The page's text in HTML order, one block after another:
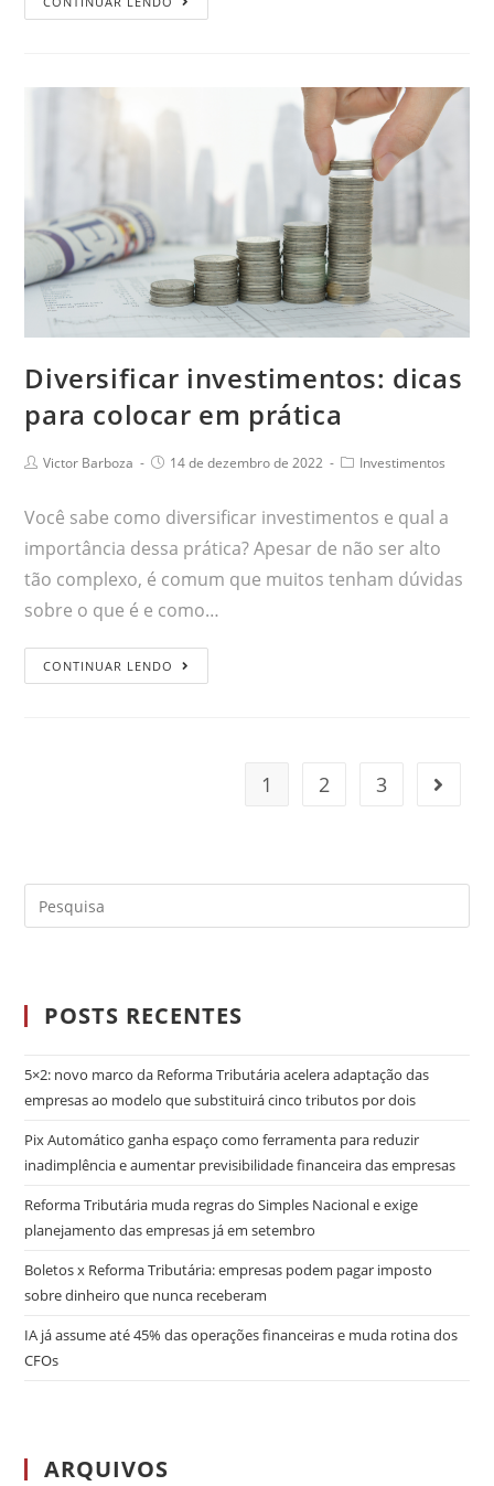
Diversificar investimentos: dicas
para colocar em prática
Victor Barboza 14 de dezembro de 2022 Investimentos
Você sabe como diversificar investimentos e qual a
importância dessa prática? Apesar de não ser alto
tão complexo, é comum que muitos tenham dúvidas
sobre o que é e como…
CONTINUAR LENDO
1 2 3
POSTS RECENTES
5×2: novo marco da Reforma Tributária acelera adaptação das
empresas ao modelo que substituirá cinco tributos por dois
Pix Automático ganha espaço como ferramenta para reduzir
inadimplência e aumentar previsibilidade financeira das empresas
Reforma Tributária muda regras do Simples Nacional e exige
planejamento das empresas já em setembro
Boletos x Reforma Tributária: empresas podem pagar imposto
sobre dinheiro que nunca receberam
IA já assume até 45% das operações financeiras e muda rotina dos
CFOs
ARQUIVOS